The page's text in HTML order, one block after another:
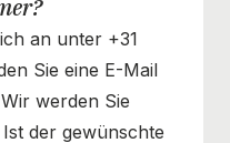
an unter +31
Sie eine E-Mail
werden Sie
der gewünschte